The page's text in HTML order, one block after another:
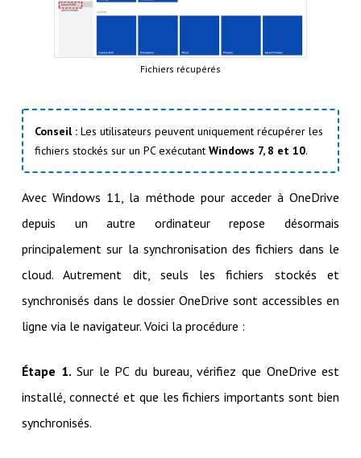
Fichiers récupérés
Conseil : Les utilisateurs peuvent uniquement récupérer les
fichiers stockés sur un PC exécutant Windows 7, 8 et 10.
Avec Windows 11, la méthode pour acceder à OneDrive
depuis un autre ordinateur repose désormais
principalement sur la synchronisation des fichiers dans le
cloud. Autrement dit, seuls les fichiers stockés et
synchronisés dans le dossier OneDrive sont accessibles en
ligne via le navigateur. Voici la procédure :
Étape 1. Sur le PC du bureau, vérifiez que OneDrive est
installé, connecté et que les fichiers importants sont bien
synchronisés.